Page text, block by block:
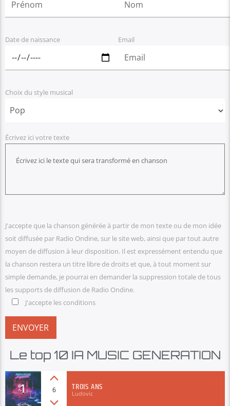
soit diffusée par Radio Ondine, sur le site web, ainsi que par tout autre
moyen de diffusion à leur disposition. Il est expressément entendu que
la chanson restera un titre libre de droits et que, à tout moment sur
simple demande, je pourrai en demander la suppression totale de tous
les supports de diffusion de Radio Ondine.
J'accepte les conditions
Le top 10 IA MUSIC GENERATION
1 6 TROIS ANS